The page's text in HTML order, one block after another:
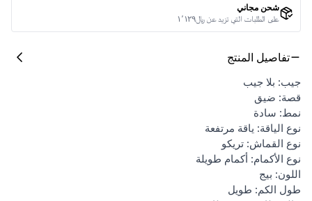
شحن مجاني
على الطلبات التي تزيد عن ﷼١٬١٢٩
تفاصيل المنتج
جيب: بلا جيب
قصة: ضيق
نمط: سادة
نوع الياقة: ياقة مرتفعة
نوع القماش: تريكو
نوع الأكمام: أكمام طويلة
اللون: بيج
طول الكم: طويل